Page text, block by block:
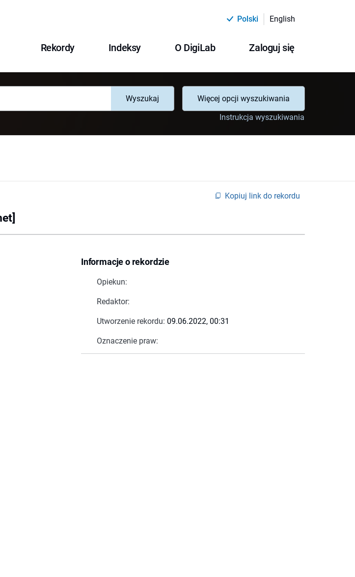
Polski English
Rekordy Indeksy O DigiLab Zaloguj się
Wyszukaj
Więcej opcji wyszukiwania
Instrukcja wyszukiwania
Kopiuj link do rekordu
Informacje o rekordzie
Opiekun:
Redaktor:
Utworzenie rekordu: 09.06.2022, 00:31
Oznaczenie praw: